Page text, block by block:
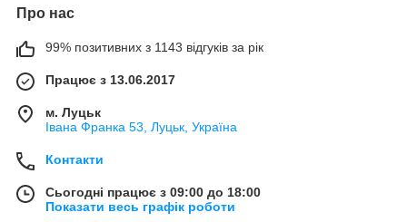
Про нас
99% позитивних з 1143 відгуків за рік
Працює з 13.06.2017
м. Луцьк
Івана Франка 53, Луцьк, Україна
Контакти
Сьогодні працює з 09:00 до 18:00
Показати весь графік роботи